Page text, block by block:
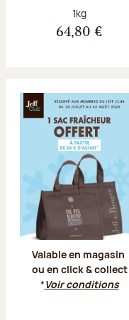
Poids net :
1kg
64,80 €
Valable en magasin
ou en click & collect
*Voir conditions